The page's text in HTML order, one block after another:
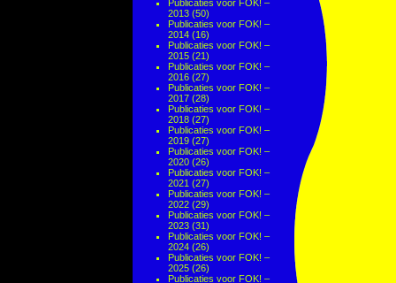
Publicaties voor FOK! –
2013 (50)
Publicaties voor FOK! –
2014 (16)
Publicaties voor FOK! –
2015 (21)
Publicaties voor FOK! –
2016 (27)
Publicaties voor FOK! –
2017 (28)
Publicaties voor FOK! –
2018 (27)
Publicaties voor FOK! –
2019 (27)
Publicaties voor FOK! –
2020 (26)
Publicaties voor FOK! –
2021 (27)
Publicaties voor FOK! –
2022 (29)
Publicaties voor FOK! –
2023 (31)
Publicaties voor FOK! –
2024 (26)
Publicaties voor FOK! –
2025 (26)
Publicaties voor FOK! –